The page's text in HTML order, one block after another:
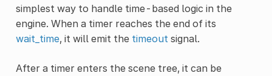
simplest way to handle time-based logic in the
engine. When a timer reaches the end of its
wait_time, it will emit the timeout signal.
After a timer enters the scene tree, it can be